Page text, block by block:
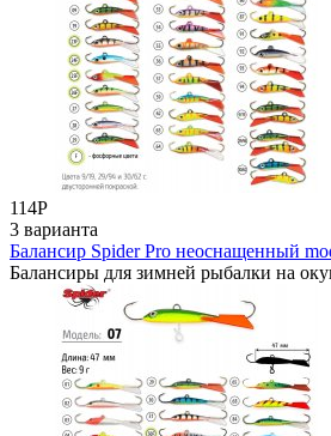
114Р
3 варианта
Балансир Spider Pro неоснащенный
Балансиры для зимней рыбалки на